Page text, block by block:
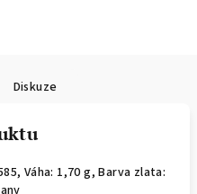
Diskuze
Váha: 1,70 g, Barva zlata: